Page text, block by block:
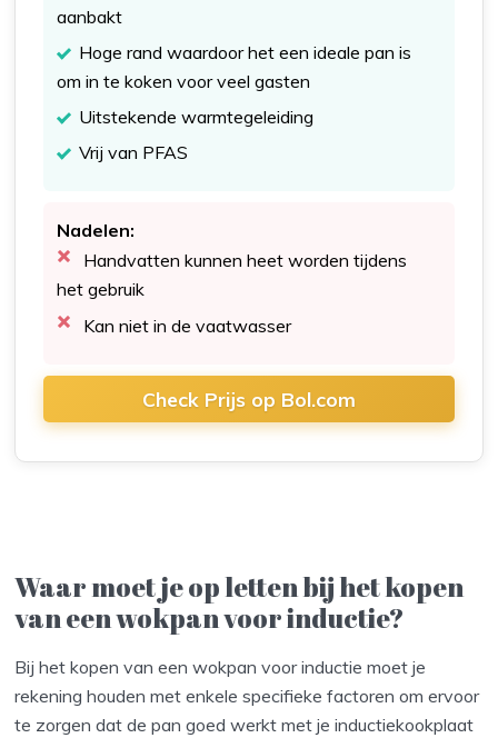
aanbakt
Hoge rand waardoor het een ideale pan is
om in te koken voor veel gasten
Uitstekende warmtegeleiding
Vrij van PFAS
Nadelen:
Handvatten kunnen heet worden tijdens
het gebruik
Kan niet in de vaatwasser
Check Prijs op Bol.com
Waar moet je op letten bij het kopen
van een wokpan voor inductie?
Bij het kopen van een wokpan voor inductie moet je
rekening houden met enkele specifieke factoren om ervoor
te zorgen dat de pan goed werkt met je inductiekookplaat